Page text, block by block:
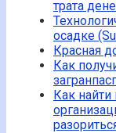
трата
осадке
Красная
Как
Как найти